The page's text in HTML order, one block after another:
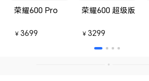
荣耀600 Pro
￥ 3699
荣耀600 超级版
￥ 3299